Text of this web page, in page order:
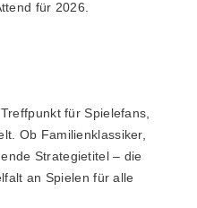
für 2026.
für Spielefans,
Ob Familienklassiker,
Strategietitel – die
an Spielen für alle